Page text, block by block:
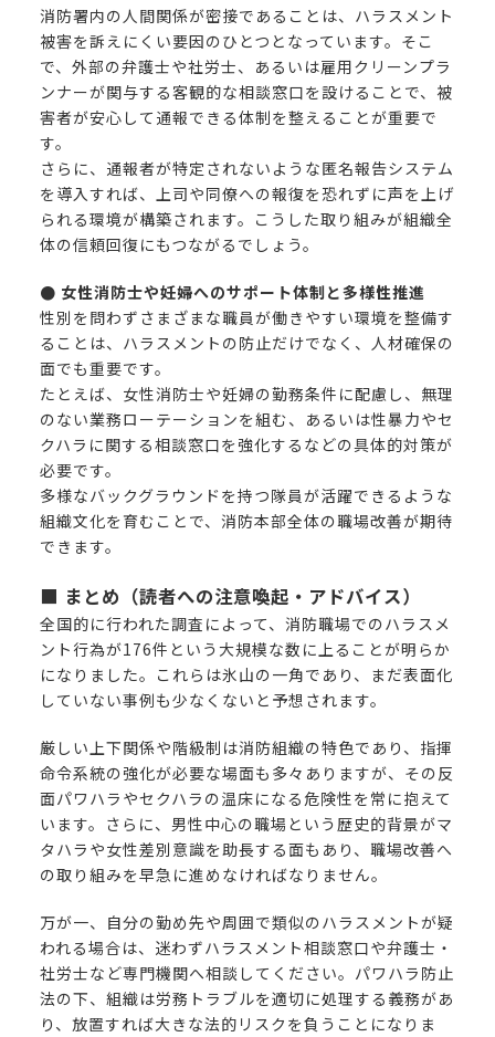
消防署内の人間関係が密接であることは、ハラスメント
被害を訴えにくい要因のひとつとなっています。そこ
で、外部の弁護士や社労士、あるいは雇用クリーンプラ
ンナーが関与する客観的な相談窓口を設けることで、被
害者が安心して通報できる体制を整えることが重要で
す。
さらに、通報者が特定されないような匿名報告システム
を導入すれば、上司や同僚への報復を恐れずに声を上げ
られる環境が構築されます。こうした取り組みが組織全
体の信頼回復にもつながるでしょう。
● 女性消防士や妊婦へのサポート体制と多様性推進
性別を問わずさまざまな職員が働きやすい環境を整備す
ることは、ハラスメントの防止だけでなく、人材確保の
面でも重要です。
たとえば、女性消防士や妊婦の勤務条件に配慮し、無理
のない業務ローテーションを組む、あるいは性暴力やセ
クハラに関する相談窓口を強化するなどの具体的対策が
必要です。
多様なバックグラウンドを持つ隊員が活躍できるような
組織文化を育むことで、消防本部全体の職場改善が期待
できます。
■ まとめ（読者への注意喚起・アドバイス）
全国的に行われた調査によって、消防職場でのハラスメ
ント行為が176件という大規模な数に上ることが明らか
になりました。これらは氷山の一角であり、まだ表面化
していない事例も少なくないと予想されます。
厳しい上下関係や階級制は消防組織の特色であり、指揮
命令系統の強化が必要な場面も多々ありますが、その反
面パワハラやセクハラの温床になる危険性を常に抱えて
います。さらに、男性中心の職場という歴史的背景がマ
タハラや女性差別意識を助長する面もあり、職場改善へ
の取り組みを早急に進めなければなりません。
万が一、自分の勤め先や周囲で類似のハラスメントが疑
われる場合は、迷わずハラスメント相談窓口や弁護士・
社労士など専門機関へ相談してください。パワハラ防止
法の下、組織は労務トラブルを適切に処理する義務があ
り、放置すれば大きな法的リスクを負うことになりま